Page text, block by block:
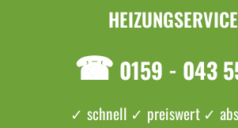
☎ 0159 - 043
✓ schnell ✓ preiswert ✓